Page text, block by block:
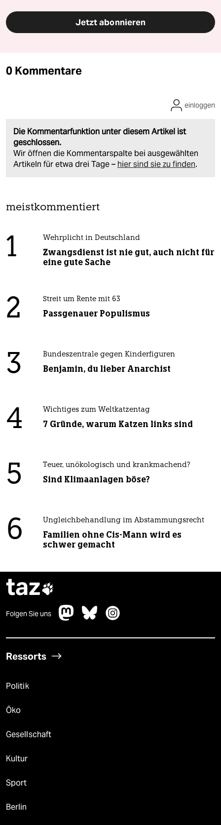
Jetzt abonnieren
0 Kommentare
Die Kommentarfunktion unter diesem Artikel ist
geschlossen.
Wir öffnen die Kommentarspalte bei ausgewählten
Artikeln für etwa drei Tage – hier sind sie zu finden.
einloggen
meistkommentiert
1 Wehrplicht in Deutschland
Zwangsdienst ist nie gut, auch nicht für
eine gute Sache
2 Streit um Rente mit 63
Passgenauer Populismus
3 Bundeszentrale gegen Kinderfiguren
Benjamin, du lieber Anarchist
4 Wichtiges zum Weltkatzentag
7 Gründe, warum Katzen links sind
5 Teuer, unökologisch und krankmachend?
Sind Klimaanlagen böse?
6 Ungleichbehandlung im Abstammungsrecht
Familien ohne Cis-Mann wird es
schwer gemacht
taz
Folgen Sie uns
Ressorts
Politik
Öko
Gesellschaft
Kultur
Sport
Berlin